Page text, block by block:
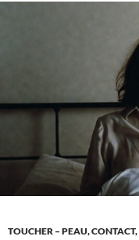
plus
peau
nue
?
TOUCHER – PEAU,